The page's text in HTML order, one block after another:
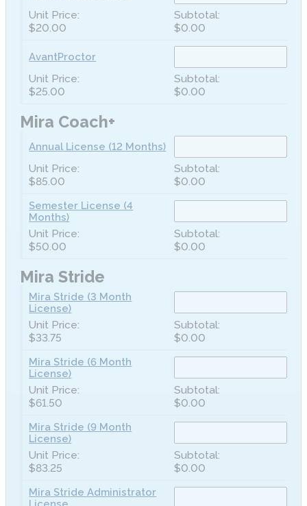
$20.00 $0.00
AvantProctor
$25.00 $0.00
Mira Coach+
Annual License (12 Months)
$85.00 $0.00
Semester License (4
Months)
$50.00 $0.00
Mira Stride
Mira Stride (3 Month
License)
$33.75 $0.00
Mira Stride (6 Month
License)
$61.50 $0.00
Mira Stride (9 Month
License)
$83.25 $0.00
Mira Stride Administrator
License